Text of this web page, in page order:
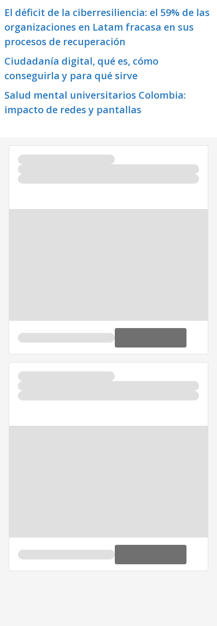
El déficit de la ciberresiliencia: el 59% de las
organizaciones en Latam fracasa en sus
procesos de recuperación
Ciudadanía digital, qué es, cómo
conseguirla y para qué sirve
Salud mental universitarios Colombia:
impacto de redes y pantallas